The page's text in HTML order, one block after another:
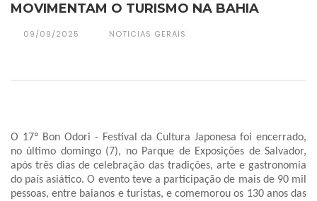
MOVIMENTAM O TURISMO NA BAHIA
09/09/2025 NOTICIAS GERAIS
O 17º Bon Odori - Festival da Cultura Japonesa foi encerrado,
no último domingo (7), no Parque de Exposições de Salvador,
após três dias de celebração das tradições, arte e gastronomia
do país asiático. O evento teve a participação de mais de 90 mil
pessoas, entre baianos e turistas, e comemorou os 130 anos das